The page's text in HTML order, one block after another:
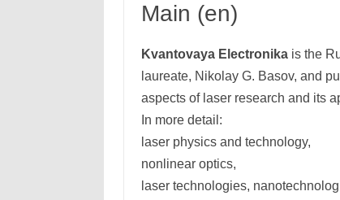
Main (en)
Kvantovaya Electronikais the
laureate, Nikolay G. Basov, and
aspects of laser research and its
In more detail:
laser physics and technology,
nonlinear optics,
laser technologies,